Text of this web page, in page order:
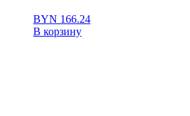
BYN 166.24
В корзину